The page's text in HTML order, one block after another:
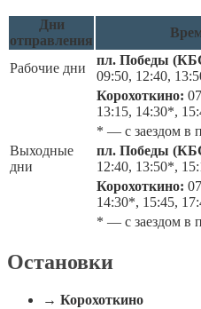
Дни
отправления
Рабочие дни
пл. Победы
09:50, 12:40,
Корохоткино:
13:15, 14:30*,
* — с заездом в
Выходные
дни
пл. Победы
12:40, 13:50*,
Корохоткино:
14:30*, 15:45,
* — с заездом в
Остановки
→ Корохоткино